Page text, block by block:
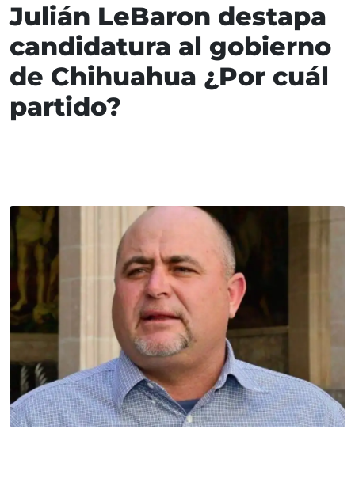
Julián LeBaron destapa
candidatura al gobierno
de Chihuahua ¿Por cuál
partido?